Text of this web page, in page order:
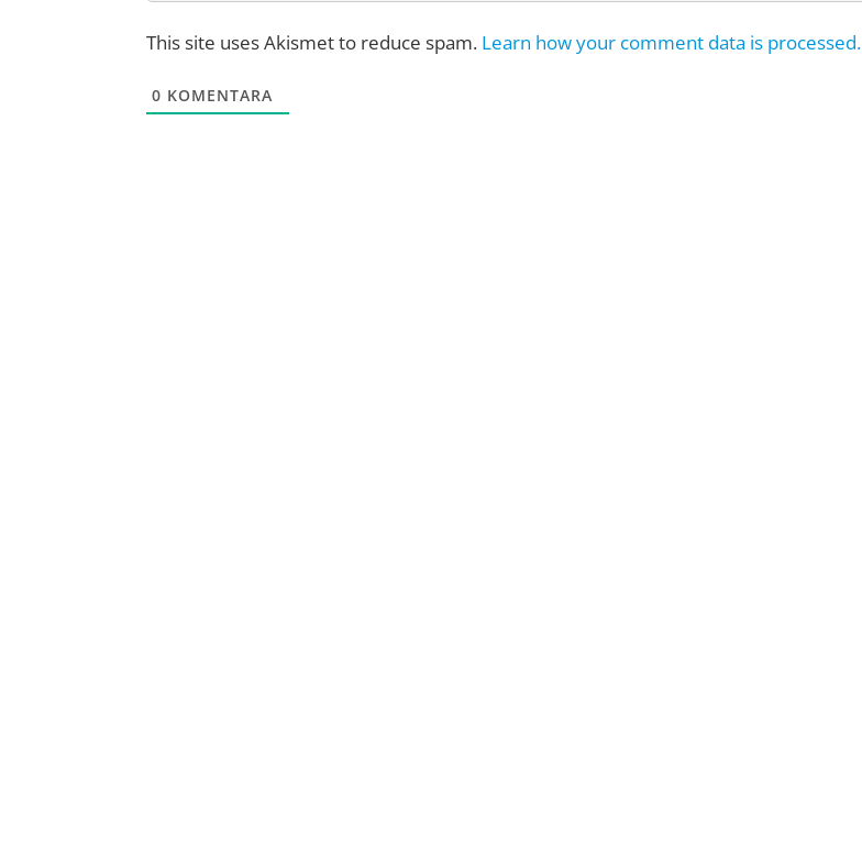
This site uses Akismet to reduce spam. Learn how your comment data is processed.
0 KOMENTARA